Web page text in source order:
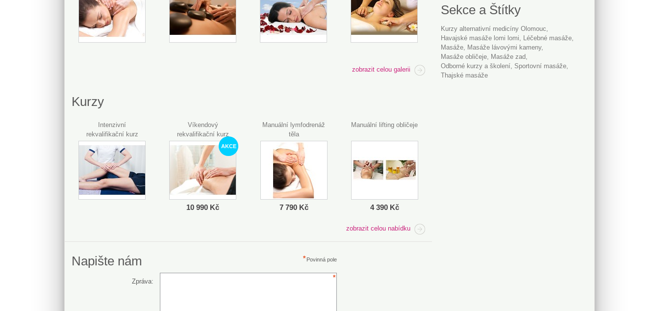
zobrazit celou galerii
Kurzy
Intenzivní
rekvalifikační kurz
Víkendový
rekvalifikační kurz
AKCE
10 990 Kč
Manuální lymfodrenáž
těla
7 790 Kč
Manuální lifting obličeje
4 390 Kč
zobrazit celou nabídku
Napište nám Povinná pole
Zpráva:
Sekce a Štítky
Kurzy alternativní medicíny Olomouc
havajské masáže lomi lomi
léčebné masáže
Masáže
masáže lávovými kameny
masáže obličeje
masáže zad
Odborné kurzy a školení
sportovní masáže
thajské masáže